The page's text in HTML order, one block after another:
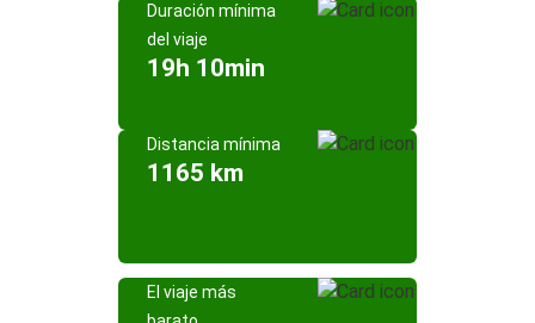
Duración mínima
del viaje
19h 10min
Distancia mínima
1165 km
El viaje más